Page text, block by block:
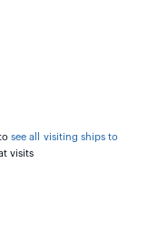
tosee all visiting ships to
visits